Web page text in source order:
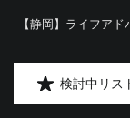
【静岡】ライフアド
【長野】ライフアド
【群馬】ライフアド
検討中リス